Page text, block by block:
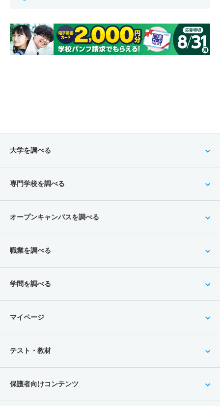
大学を調べる
専門学校を調べる
オープンキャンパスを調べる
職業を調べる
学問を調べる
マイページ
テスト・教材
保護者向けコンテンツ